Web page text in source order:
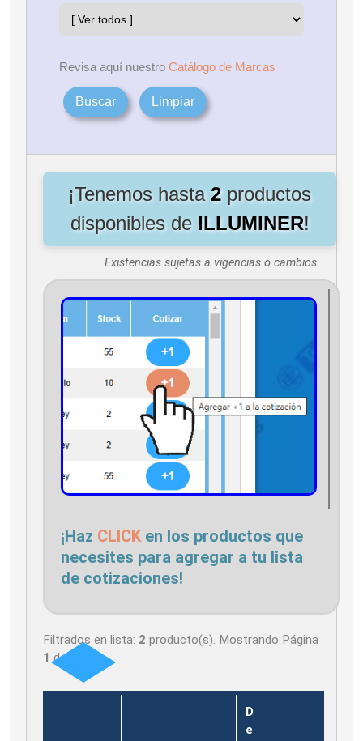
Revisa aquí nuestro Catálogo de Marcas
Buscar Limpiar
¡Tenemos hasta 2productos
disponibles de ILLUMINER!
Existencias sujetas a vigencias o cambios.
¡Haz CLICK en los productos que
necesites para agregar a tu lista
de cotizaciones!
Filtrados en lista: 2 producto(s). Mostrando Página
1 de
D
e